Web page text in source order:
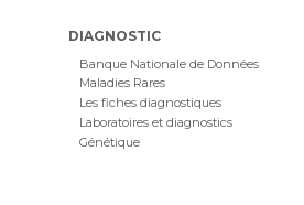
DIAGNOSTIC
Banque Nationale de Données
Maladies Rares
Les fiches diagnostiques
Laboratoires et diagnostics
Génétique